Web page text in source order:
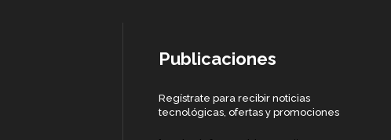
Publicaciones
Regístrate para recibir noticias
tecnológicas, ofertas y promociones